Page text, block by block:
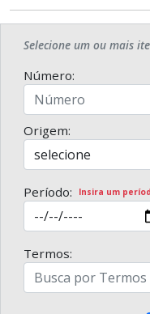
Selecione um ou mais
Número:
Origem:
Período: Insira um
Termos: